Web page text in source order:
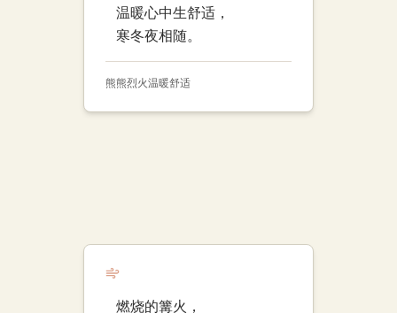
温暖心中生舒适，
寒冬夜相随。
熊熊烈火温暖舒适
燃烧的篝火，